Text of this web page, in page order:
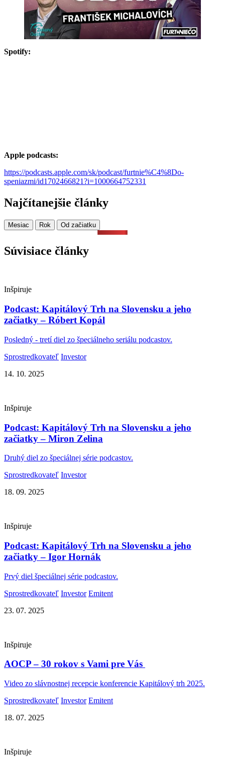
Spotify:
Apple podcasts:
https://podcasts.apple.com/sk/podcast/furtnie%C4%8Do-
speniazmi/id1702466821?i=1000664752331
Najčítanejšie články
Mesiac Rok Od začiatku
Súvisiace články
Inšpiruje
Podcast: Kapitálový Trh na Slovensku a jeho
začiatky – Róbert Kopál
Posledný - tretí diel zo špeciálneho seriálu podcastov.
Sprostredkovateľ Investor
14. 10. 2025
Inšpiruje
Podcast: Kapitálový Trh na Slovensku a jeho
začiatky – Miron Zelina
Druhý diel zo špeciálnej série podcastov.
Sprostredkovateľ Investor
18. 09. 2025
Inšpiruje
Podcast: Kapitálový Trh na Slovensku a jeho
začiatky – Igor Hornák
Prvý diel špeciálnej série podcastov.
Sprostredkovateľ Investor Emitent
23. 07. 2025
Inšpiruje
AOCP – 30 rokov s Vami pre Vás
Video zo slávnostnej recepcie konferencie Kapitálový trh 2025.
Sprostredkovateľ Investor Emitent
18. 07. 2025
Inšpiruje